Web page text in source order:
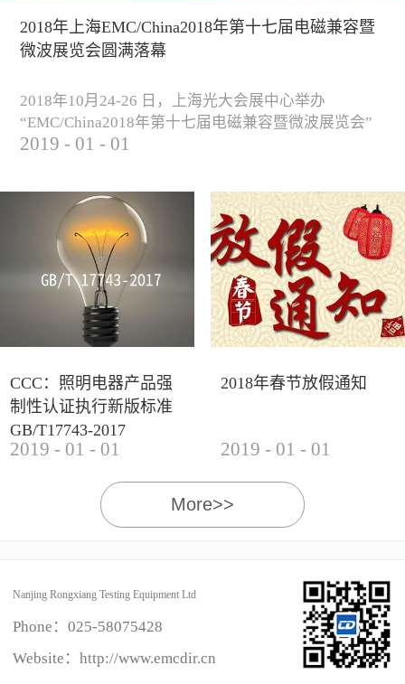
2018年上海EMC/China2018年第十七届电磁兼容暨
微波展览会圆满落幕
2018年10月24-26 日，上海光大会展中心举办
“EMC/China2018年第十七届电磁兼容暨微波展览会”
圆满落幕。我公司与来自军工、汽车、科研院校、通
状与未来，并展出测试、整改等行业尖端设备，吸引
业内外人士参观驻足。展会期间我公司举办了《电磁
兼容测试和设计技术》技术讲座，本次讲座同时特邀
德国Langer公司资深工程师Lars Glaesser...
2019 - 01 - 01
CCC：照明电器产品强
制性认证执行新版标准
GB/T17743-2017
2019 - 01 - 01
2018年春节放假通知
2019 - 01 - 01
More>>
Nanjing Rongxiang Testing Equipment Ltd
Phone： 025-58075428
Website：http://www.emcdir.cn